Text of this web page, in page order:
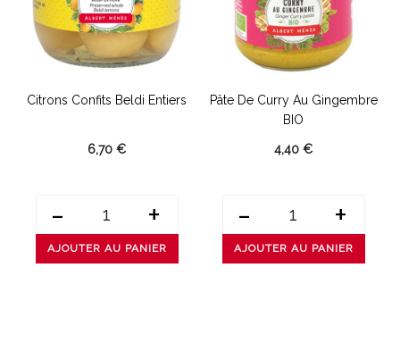
Citrons Confits Beldi Entiers
6,70 €
- +
AJOUTER AU PANIER
Pâte De Curry Au Gingembre
BIO
4,40 €
- +
AJOUTER AU PANIER